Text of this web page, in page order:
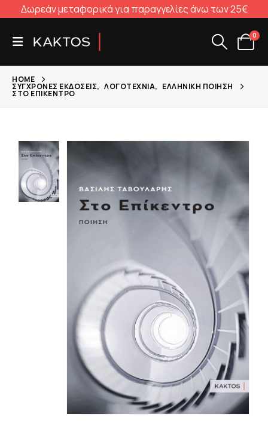
Δωρεάν μεταφορικά για παραγγελίες άνω των 25€
0
HOME
ΣΎΓΧΡΟΝΕΣ ΕΚΔΌΣΕΙΣ, ΛΟΓΟΤΕΧΝΊΑ, ΕΛΛΗΝΙΚΉ ΠΟΊΗΣΗ
ΣΤΟ ΕΠΊΚΕΝΤΡΟ